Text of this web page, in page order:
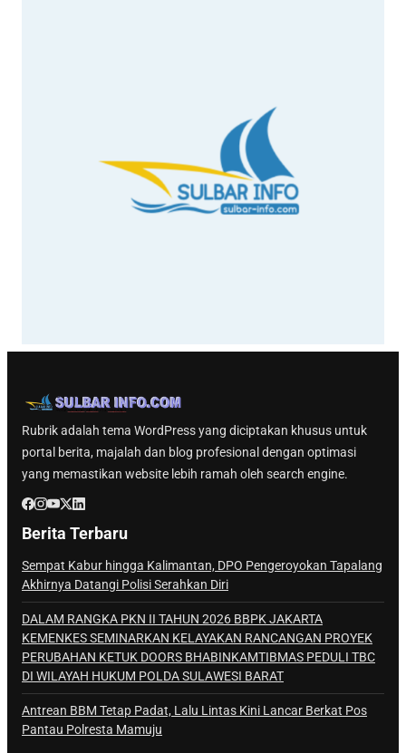
Rubrik adalah tema WordPress yang diciptakan khusus untuk
portal berita, majalah dan blog profesional dengan optimasi
yang memastikan website lebih ramah oleh search engine.
Berita Terbaru
Sempat Kabur hingga Kalimantan, DPO Pengeroyokan Tapalang
Akhirnya Datangi Polisi Serahkan Diri
DALAM RANGKA PKN II TAHUN 2026 BBPK JAKARTA
KEMENKES SEMINARKAN KELAYAKAN RANCANGAN PROYEK
PERUBAHAN KETUK DOORS BHABINKAMTIBMAS PEDULI TBC
DI WILAYAH HUKUM POLDA SULAWESI BARAT
Antrean BBM Tetap Padat, Lalu Lintas Kini Lancar Berkat Pos
Pantau Polresta Mamuju